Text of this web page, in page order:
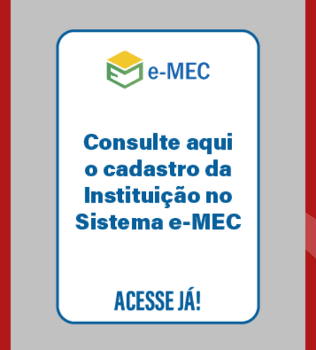
04.08.2026
Mackenzie recepciona os
calouros do segundo semestre
Como o Colégio Mackenzie
Brasília prepara seus
estudantes para o PAS antes
mesmo do Ensino Médio
04.08.2026